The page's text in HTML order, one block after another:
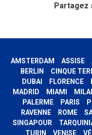
Partagez
AMSTERDAM ASSISE
BERLIN
CINQUE
DUBAI
FLORENCE
MADRID
MIAMI
PALERME
PARIS
RAVENNE
ROME
SINGAPOUR
TURIN
VENISE